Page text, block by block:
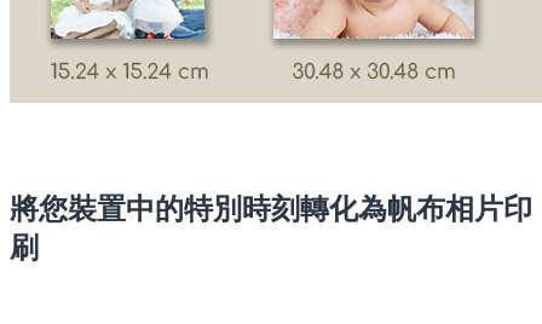
將您裝置中的特別時刻轉化為帆布相片印
刷